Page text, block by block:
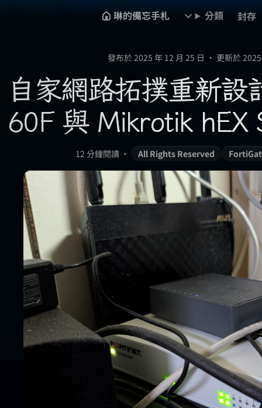
琳的備忘手札 分類 封存
發布於 2025 年 12 月 25 日 • 更新於
自家網路拓撲重新設
60F 與 Mikrotik hEX
12 分鐘閱讀• All Rights Reserved